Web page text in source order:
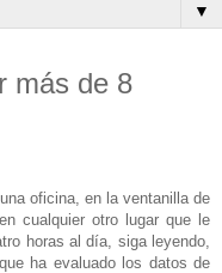
▼
más de 8
oficina, en la ventanilla de
cualquier otro lugar que le
horas al día, siga leyendo,
ha evaluado los datos de